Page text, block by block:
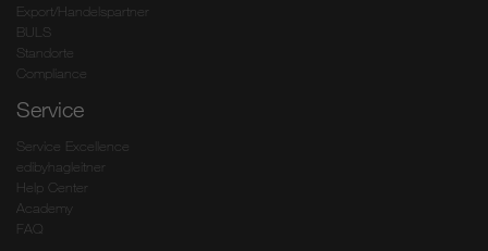
Export/Handelspartner
BULS
Standorte
Compliance
Service
Service Excellence
edibyhagleitner
Help Center
Academy
FAQ